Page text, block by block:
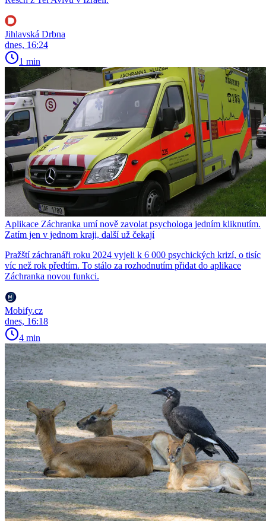
Jihlavská Drbna
dnes, 16:24
1 min
Aplikace Záchranka umí nově zavolat psychologa jedním kliknutím.
Zatím jen v jednom kraji, další už čekají
Pražští záchranáři roku 2024 vyjeli k 6 000 psychických krizí, o tisíc
víc než rok předtím. To stálo za rozhodnutím přidat do aplikace
Záchranka novou funkci.
Mobify.cz
dnes, 16:18
4 min